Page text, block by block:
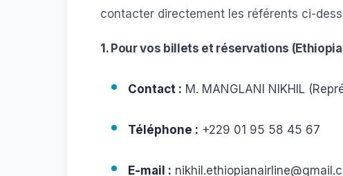
contacter directement les référents ci-
1. Pour vos billets et réservations
Contact : M. MANGLANI NIKHIL
Téléphone : +229 01 95 58 45 67
E-mail :